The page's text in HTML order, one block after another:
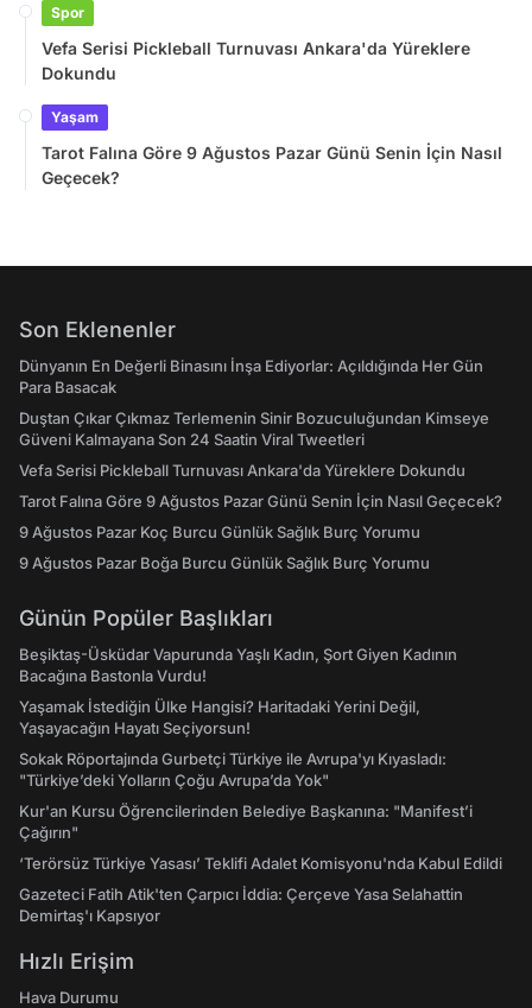
Spor
Vefa Serisi Pickleball Turnuvası Ankara'da Yüreklere
Dokundu
Yaşam
Tarot Falına Göre 9 Ağustos Pazar Günü Senin İçin Nasıl
Geçecek?
Son Eklenenler
Dünyanın En Değerli Binasını İnşa Ediyorlar: Açıldığında Her Gün
Para Basacak
Duştan Çıkar Çıkmaz Terlemenin Sinir Bozuculuğundan Kimseye
Güveni Kalmayana Son 24 Saatin Viral Tweetleri
Vefa Serisi Pickleball Turnuvası Ankara'da Yüreklere Dokundu
Tarot Falına Göre 9 Ağustos Pazar Günü Senin İçin Nasıl Geçecek?
9 Ağustos Pazar Koç Burcu Günlük Sağlık Burç Yorumu
9 Ağustos Pazar Boğa Burcu Günlük Sağlık Burç Yorumu
Günün Popüler Başlıkları
Beşiktaş-Üsküdar Vapurunda Yaşlı Kadın, Şort Giyen Kadının
Bacağına Bastonla Vurdu!
Yaşamak İstediğin Ülke Hangisi? Haritadaki Yerini Değil,
Yaşayacağın Hayatı Seçiyorsun!
Sokak Röportajında Gurbetçi Türkiye ile Avrupa'yı Kıyasladı:
"Türkiye’deki Yolların Çoğu Avrupa’da Yok"
Kur'an Kursu Öğrencilerinden Belediye Başkanına: "Manifest’i
Çağırın"
‘Terörsüz Türkiye Yasası’ Teklifi Adalet Komisyonu'nda Kabul Edildi
Gazeteci Fatih Atik'ten Çarpıcı İddia: Çerçeve Yasa Selahattin
Demirtaş'ı Kapsıyor
Hızlı Erişim
Hava Durumu